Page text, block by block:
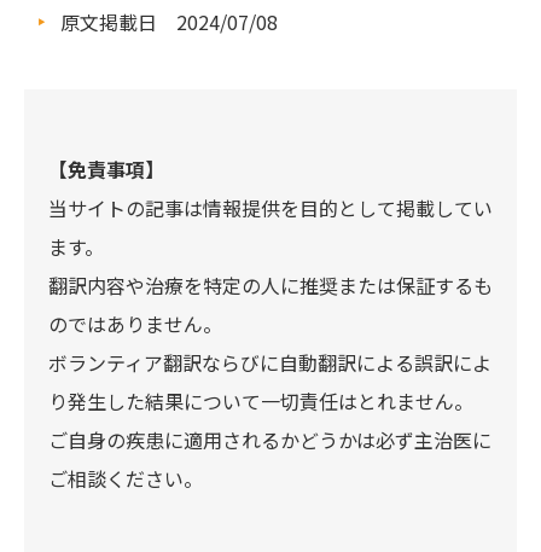
原文掲載日 2024/07/08
【免責事項】
当サイトの記事は情報提供を目的として掲載してい
ます。
翻訳内容や治療を特定の人に推奨または保証するも
のではありません。
ボランティア翻訳ならびに自動翻訳による誤訳によ
り発生した結果について一切責任はとれません。
ご自身の疾患に適用されるかどうかは必ず主治医に
ご相談ください。